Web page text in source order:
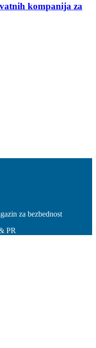
kompanija za
za bezbednost
PR